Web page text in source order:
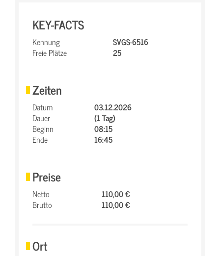
KEY-FACTS
Kennung
SVGS-6516
Freie Plätze
25
Zeiten
Datum
03.12.2026
Dauer
(1 Tag)
Beginn
08:15
Ende
16:45
Preise
Netto
110,00 €
Brutto
110,00 €
Ort